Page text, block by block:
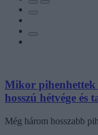
Mikor pihenhettek
hosszú hétvége és
Még három hosszabb